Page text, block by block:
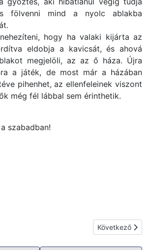
fölvenni mind a nyolc ablakba
hogy ha valaki kijárta az
eldobja a kavicsát, és ahová
megjelöli, az az ő háza. Újra
a játék, de most már a házában
pihenhet, az ellenfeleinek viszont
még fél lábbal sem érinthetik.
szabadban!
játékosan Következő
Következő